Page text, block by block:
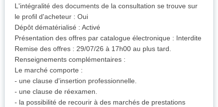
L'intégralité des documents de la consultation se trouve sur
le profil d'acheteur : Oui
Dépôt dématérialisé : Activé
Présentation des offres par catalogue électronique : Interdite
Remise des offres : 29/07/26 à 17h00 au plus tard.
Renseignements complémentaires :
Le marché comporte :
- une clause d'insertion professionnelle.
- une clause de réexamen.
- la possibilité de recourir à des marchés de prestations